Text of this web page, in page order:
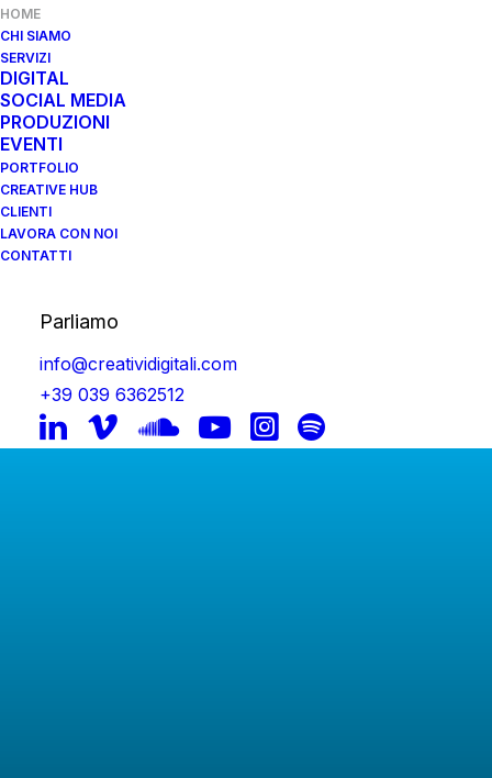
HOME
CHI SIAMO
SERVIZI
DIGITAL
SOCIAL MEDIA
PRODUZIONI
EVENTI
PORTFOLIO
CREATIVE HUB
CLIENTI
LAVORA CON NOI
CONTATTI
Parliamo
info@creatividigitali.com
+39 039 6362512